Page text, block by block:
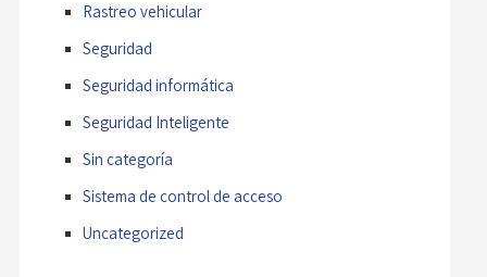
Rastreo vehicular
Seguridad
Seguridad informática
Seguridad Inteligente
Sin categoría
Sistema de control de acceso
Uncategorized